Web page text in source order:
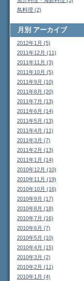
鳥料理 (2)
月別アーカイブ
2012年1月 (5)
2011年12月 (11)
2011年11月 (3)
2011年10月 (5)
2011年9月 (10)
2011年8月 (20)
2011年7月 (13)
2011年6月 (14)
2011年5月 (13)
2011年4月 (11)
2011年3月 (7)
2011年2月 (13)
2011年1月 (14)
2010年12月 (10)
2010年11月 (19)
2010年10月 (16)
2010年9月 (17)
2010年8月 (18)
2010年7月 (16)
2010年6月 (7)
2010年5月 (10)
2010年4月 (15)
2010年3月 (2)
2010年2月 (11)
2010年1月 (4)